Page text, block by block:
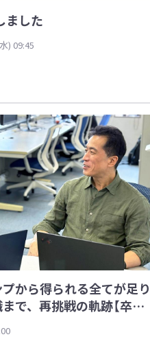
ました
) 09:45
プから得られる全てが足り
で、再挑戦の軌跡【卒業
ク応用通信研究所(NaCl)